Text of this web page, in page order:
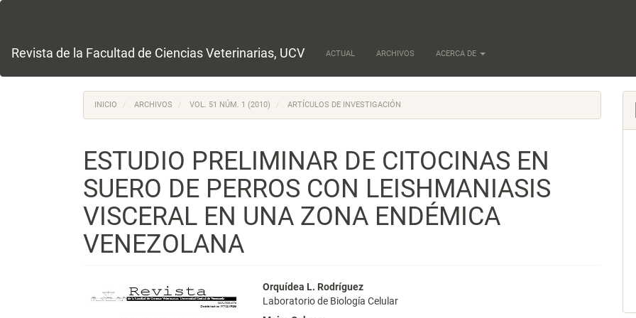
principal
lateral
Revista de la Facultad de Ciencias Veterinarias, UCV ACTUAL ARCHIVOS ACERCA DE
INICIO ARCHIVOS VOL. 51 NÚM. 1 (2010) ARTÍCULOS DE INVESTIGACIÓN
ESTUDIO PRELIMINAR DE CITOCINAS EN
SUERO DE PERROS CON LEISHMANIASIS
VISCERAL EN UNA ZONA ENDÉMICA
VENEZOLANA
Barra
Contenido
Orquídea L. Rodríguez
Laboratorio de Biología Celular